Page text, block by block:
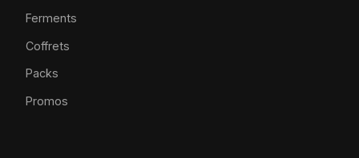
Ferments
Coffrets
Packs
Promos